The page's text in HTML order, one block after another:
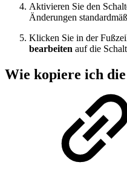
Aktivieren Sie den
Änderungen
Klicken Sie in der
bearbeiten auf die
Wie kopiere ich